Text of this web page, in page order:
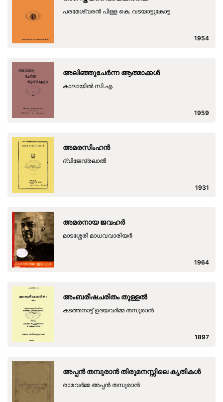
പരമേശ്വരൻ പിള്ള കെ. വടയാട്ടുകോട്ട
1954
അലിഞ്ഞുചേർന്ന ആത്മാക്കൾ
കാലായിൽ സി.എ.
1959
അമരസിംഹൻ
ദ്വിജേന്ദ്രലാൽ
1931
അമരനായ ജവഹർ
മാടശ്ശേരി മാധവവാരിയർ
1964
അംബരീഷചരിതം തുള്ളൽ
കടത്തനാട്ട് ഉദയവർമ്മ തമ്പുരാൻ
1897
അപ്പൻ തമ്പുരാൻ തിരുമനസ്സിലെ കൃതികൾ
രാമവർമ്മ അപ്പൻ തമ്പുരാൻ